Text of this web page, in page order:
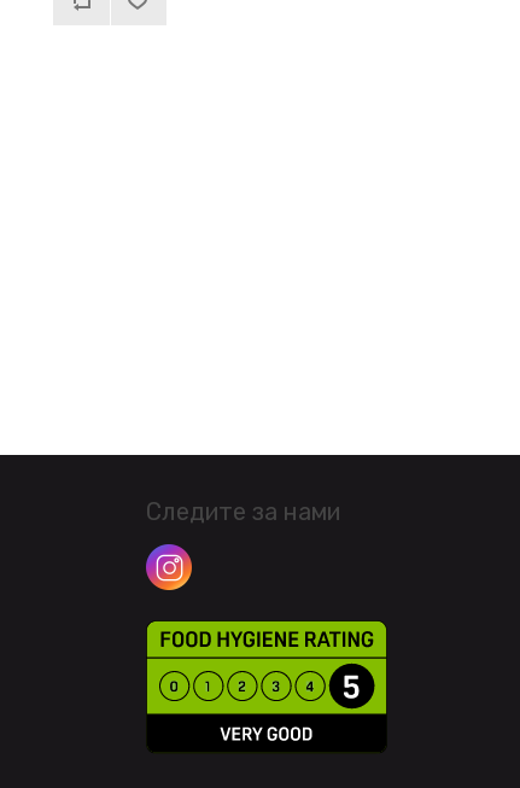
Следите за нами